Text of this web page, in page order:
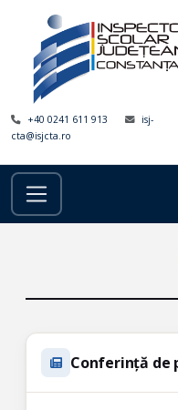
+40 0241 611 913
isj-
cta@isjcta.ro
Conferință de